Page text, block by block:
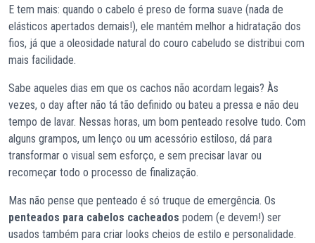
E tem mais: quando o cabelo é preso de forma suave (nada de
elásticos apertados demais!), ele mantém melhor a hidratação dos
fios, já que a oleosidade natural do couro cabeludo se distribui com
mais facilidade.
Sabe aqueles dias em que os cachos não acordam legais? Às
vezes, o day after não tá tão definido ou bateu a pressa e não deu
tempo de lavar. Nessas horas, um bom penteado resolve tudo. Com
alguns grampos, um lenço ou um acessório estiloso, dá para
transformar o visual sem esforço, e sem precisar lavar ou
recomeçar todo o processo de finalização.
Mas não pense que penteado é só truque de emergência. Os
penteados para cabelos cacheados podem (e devem!) ser
usados também para criar looks cheios de estilo e personalidade.